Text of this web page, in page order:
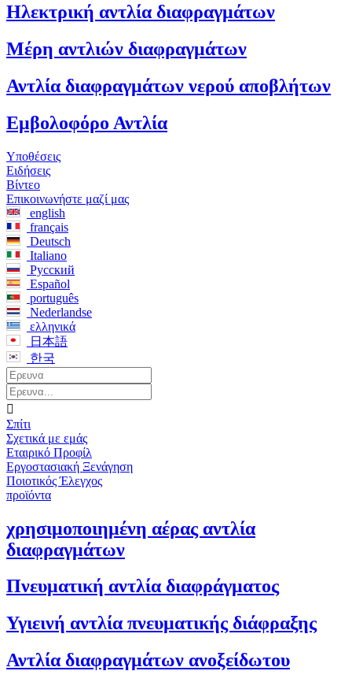
Ηλεκτρική αντλία διαφραγμάτων
Μέρη αντλιών διαφραγμάτων
Αντλία διαφραγμάτων νερού αποβλήτων
Εμβολοφόρο Αντλία
Υποθέσεις
Ειδήσεις
Βίντεο
Επικοινωνήστε μαζί μας
english
français
Deutsch
Italiano
Русский
Español
português
Nederlandse
ελληνικά
日本語
한국

Σπίτι
Σχετικά με εμάς
Εταιρικό Προφίλ
Εργοστασιακή Ξενάγηση
Ποιοτικός Έλεγχος
προϊόντα
χρησιμοποιημένη αέρας αντλία
διαφραγμάτων
Πνευματική αντλία διαφράγματος
Υγιεινή αντλία πνευματικής διάφραξης
Αντλία διαφραγμάτων ανοξείδωτου